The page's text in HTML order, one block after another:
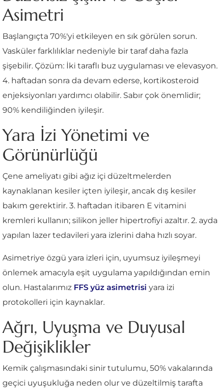
Asimetri
Başlangıçta 70%'yi etkileyen en sık görülen sorun.
Vasküler farklılıklar nedeniyle bir taraf daha fazla
şişebilir. Çözüm: İki taraflı buz uygulaması ve elevasyon.
4. haftadan sonra da devam ederse, kortikosteroid
enjeksiyonları yardımcı olabilir. Sabır çok önemlidir;
90% kendiliğinden iyileşir.
Yara İzi Yönetimi ve
Görünürlüğü
Çene ameliyatı gibi ağız içi düzeltmelerden
kaynaklanan kesiler içten iyileşir, ancak dış kesiler
bakım gerektirir. 3. haftadan itibaren E vitamini
kremleri kullanın; silikon jeller hipertrofiyi azaltır. 2. ayda
yapılan lazer tedavileri yara izlerini daha hızlı soyar.
Asimetriye özgü yara izleri için, uyumsuz iyileşmeyi
önlemek amacıyla eşit uygulama yapıldığından emin
olun. Hastalarımız FFS yüz asimetrisi yara izi
protokolleri için kaynaklar.
Ağrı, Uyuşma ve Duyusal
Değişiklikler
Kemik çalışmasındaki sinir tutulumu, 50% vakalarında
geçici uyuşukluğa neden olur ve düzeltilmiş tarafta